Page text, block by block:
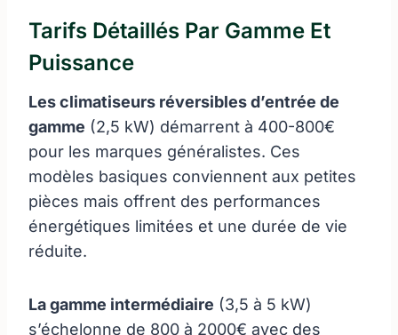
Tarifs Détaillés Par Gamme Et
Puissance
Les climatiseurs réversibles d’entrée de
gamme (2,5 kW) démarrent à 400-800€
pour les marques généralistes. Ces
modèles basiques conviennent aux petites
pièces mais offrent des performances
énergétiques limitées et une durée de vie
réduite.
La gamme intermédiaire (3,5 à 5 kW)
s’échelonne de 800 à 2000€ avec des